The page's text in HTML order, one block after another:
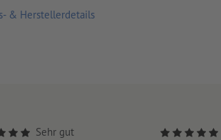
& Herstellerdetails
Sehr gut